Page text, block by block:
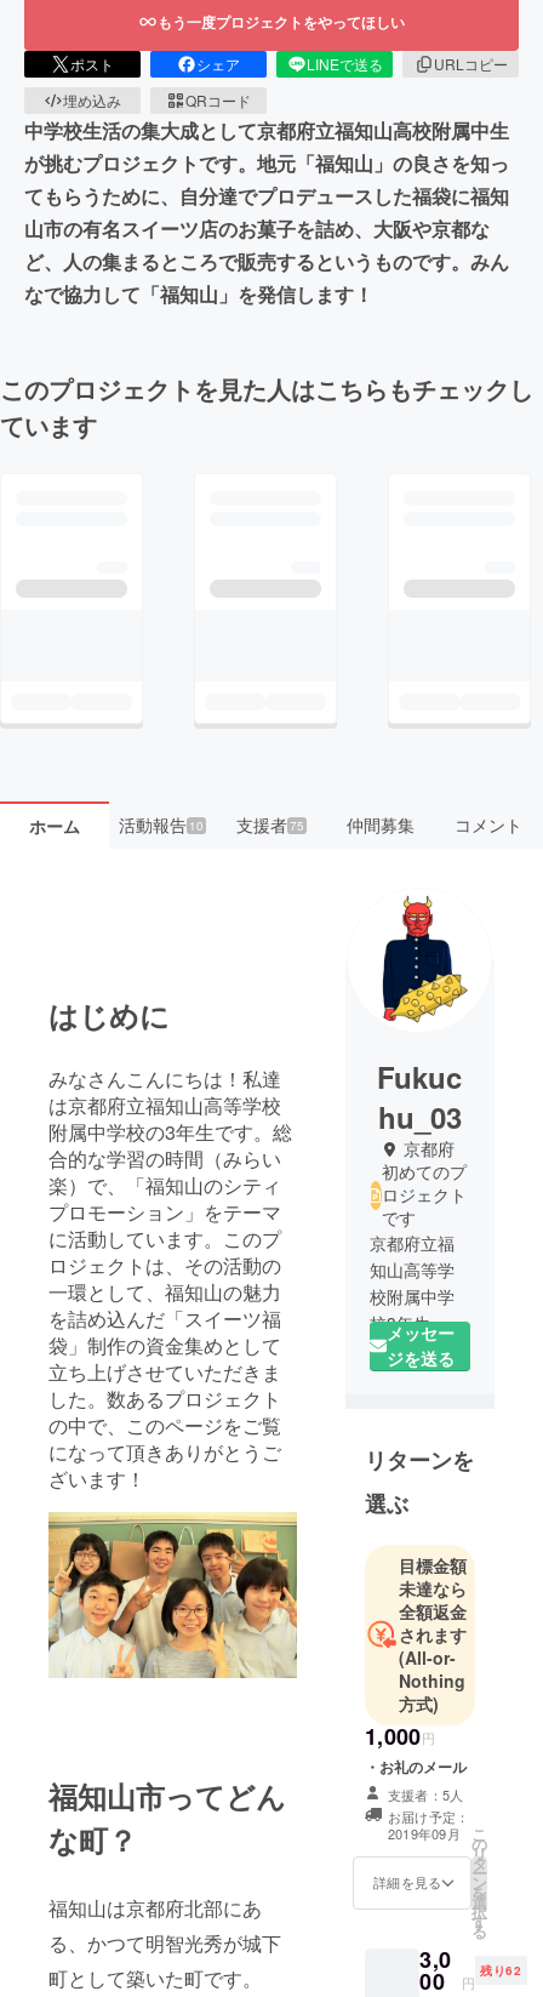
もう一度プロジェクトをやってほしい
ポスト シェア LINEで送る
URLコピー
埋め込み
QRコード
中学校生活の集大成として京都府立福知山高校附属中生
が挑むプロジェクトです。地元「福知山」の良さを知っ
てもらうために、自分達でプロデュースした福袋に福知
山市の有名スイーツ店のお菓子を詰め、大阪や京都な
ど、人の集まるところで販売するというものです。みん
なで協力して「福知山」を発信します！
このプロジェクトを見た人はこちらもチェックし
ています
ホーム 活動報告10 支援者75 仲間募集 コメント
はじめに
みなさんこんにちは！私達
は京都府立福知山高等学校
附属中学校の3年生です。総
合的な学習の時間（みらい
楽）で、「福知山のシティ
プロモーション」をテーマ
に活動しています。このプ
ロジェクトは、その活動の
一環として、福知山の魅力
を詰め込んだ「スイーツ福
袋」制作の資金集めとして
立ち上げさせていただきま
した。数あるプロジェクト
の中で、このページをご覧
になって頂きありがとうご
ざいます！
福知山市ってどん
な町？
福知山は京都府北部にあ
る、かつて明智光秀が城下
町として築いた町です。
Fukuc
hu_03
京都府
初めてのプ
ロジェクト
です
京都府立福
知山高等学
校附属中学
校3年生、40
名です。
附属中学校
を探して3年
生活の集大
このプロ
ジェクトを
成功させる
ために、頑
張ります！
メッセー
ジを送る
リターンを
選ぶ
目標金額
未達なら
全額返金
されます
(All-or-
Nothing
方式)
1,000円
・お礼のメール
支援者：5人
お届け予定：
2019年09月
詳細を見る
こ
の
リ
タ
ー
ン
を
選
択
す
る
3,0
00 円
残り62